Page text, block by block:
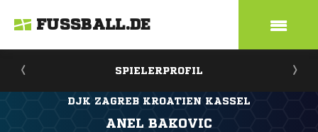
FUSSBALL.DE
SPIELERPROFIL
DJK ZAGREB KROATIEN KASSEL
ANEL BAKOVIC